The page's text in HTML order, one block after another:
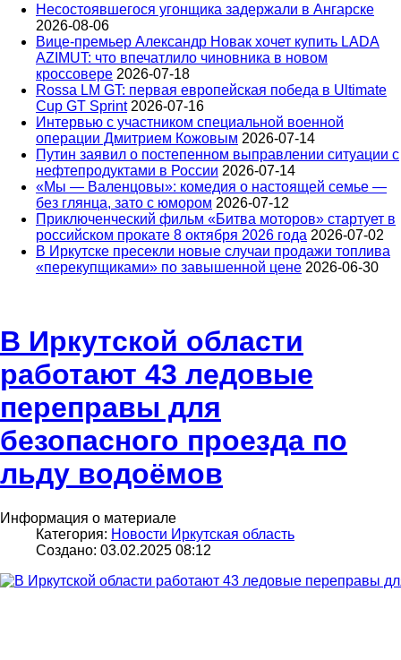
Несостоявшегося угонщика задержали в Ангарске
2026-08-06
Вице‑премьер Александр Новак хочет купить LADA
AZIMUT: что впечатлило чиновника в новом
кроссовере 2026-07-18
Rossa LM GT: первая европейская победа в Ultimate
Cup GT Sprint 2026-07-16
Интервью с участником специальной военной
операции Дмитрием Кожовым 2026-07-14
Путин заявил о постепенном выправлении ситуации с
нефтепродуктами в России 2026-07-14
«Мы — Валенцовы»: комедия о настоящей семье —
без глянца, зато с юмором 2026-07-12
Приключенческий фильм «Битва моторов» стартует в
российском прокате 8 октября 2026 года 2026-07-02
В Иркутске пресекли новые случаи продажи топлива
«перекупщиками» по завышенной цене 2026-06-30
В Иркутской области
работают 43 ледовые
переправы для
безопасного проезда по
льду водоёмов
Информация о материале
Категория: Новости Иркутская область
Создано: 03.02.2025 08:12